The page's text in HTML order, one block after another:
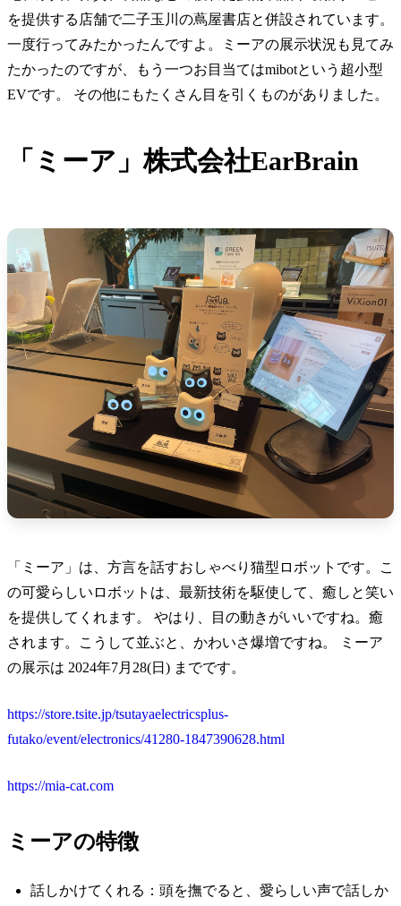
を提供する店舗で二子玉川の蔦屋書店と併設されています。
一度行ってみたかったんですよ。ミーアの展示状況も見てみ
たかったのですが、もう一つお目当てはmibotという超小型
EVです。 その他にもたくさん目を引くものがありました。
「ミーア」株式会社EarBrain
「ミーア」は、方言を話すおしゃべり猫型ロボットです。こ
の可愛らしいロボットは、最新技術を駆使して、癒しと笑い
を提供してくれます。 やはり、目の動きがいいですね。癒
されます。こうして並ぶと、かわいさ爆増ですね。 ミーア
の展示は 2024年7月28(日) までです。
https://store.tsite.jp/tsutayaelectricsplus-
futako/event/electronics/41280-1847390628.html
https://mia-cat.com
ミーアの特徴
話しかけてくれる：頭を撫でると、愛らしい声で話しか